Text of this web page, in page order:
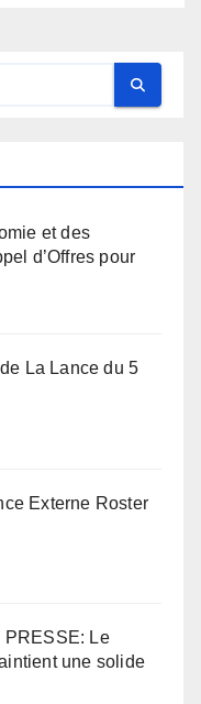
et des
d’Offres pour
La Lance du 5
Externe Roster
PRESSE: Le
une solide